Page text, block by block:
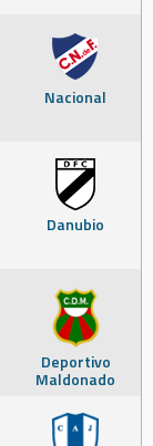
Nacional
Danubio
Deportivo
Maldonado